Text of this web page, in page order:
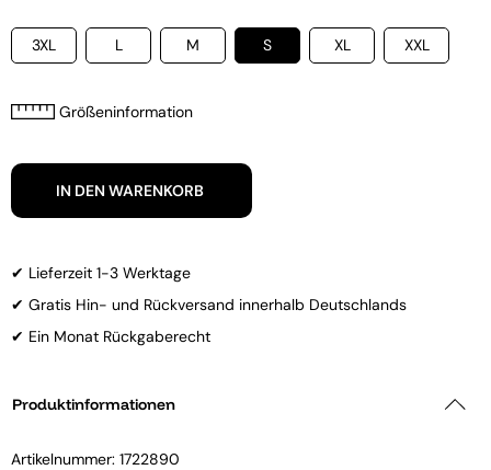
3XL L M S XL XXL
Größeninformation
IN DEN WARENKORB
✔ Lieferzeit 1-3 Werktage
✔ Gratis Hin- und Rückversand innerhalb Deutschlands
✔ Ein Monat Rückgaberecht
Produktinformationen
Artikelnummer: 1722890